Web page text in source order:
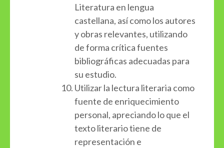
Literatura en lengua
castellana, así como los autores
y obras relevantes, utilizando
de forma crítica fuentes
bibliográficas adecuadas para
su estudio.
Utilizar la lectura literaria como
fuente de enriquecimiento
personal, apreciando lo que el
texto literario tiene de
representación e